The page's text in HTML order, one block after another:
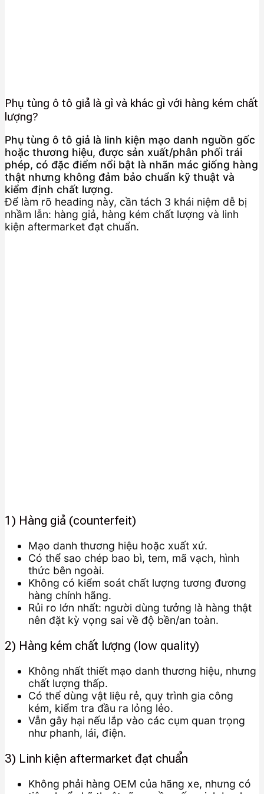
Phụ tùng ô tô giả là gì và khác gì với hàng kém chất
lượng?
Phụ tùng ô tô giả là linh kiện mạo danh nguồn gốc
hoặc thương hiệu, được sản xuất/phân phối trái
phép, có đặc điểm nổi bật là nhãn mác giống hàng
thật nhưng không đảm bảo chuẩn kỹ thuật và
kiểm định chất lượng.
Để làm rõ heading này, cần tách 3 khái niệm dễ bị
nhầm lẫn: hàng giả, hàng kém chất lượng và linh
kiện aftermarket đạt chuẩn.
1) Hàng giả (counterfeit)
Mạo danh thương hiệu hoặc xuất xứ.
Có thể sao chép bao bì, tem, mã vạch, hình
thức bên ngoài.
Không có kiểm soát chất lượng tương đương
hàng chính hãng.
Rủi ro lớn nhất: người dùng tưởng là hàng thật
nên đặt kỳ vọng sai về độ bền/an toàn.
2) Hàng kém chất lượng (low quality)
Không nhất thiết mạo danh thương hiệu, nhưng
chất lượng thấp.
Có thể dùng vật liệu rẻ, quy trình gia công
kém, kiểm tra đầu ra lỏng lẻo.
Vẫn gây hại nếu lắp vào các cụm quan trọng
như phanh, lái, điện.
3) Linh kiện aftermarket đạt chuẩn
Không phải hàng OEM của hãng xe, nhưng có